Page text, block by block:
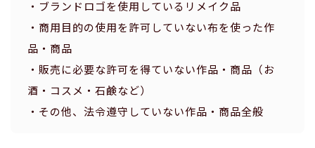
・ブランドロゴを使用しているリメイク品
・商用目的の使用を許可していない布を使った作
品・商品
・販売に必要な許可を得ていない作品・商品（お
酒・コスメ・石鹸など）
・その他、法令遵守していない作品・商品全般